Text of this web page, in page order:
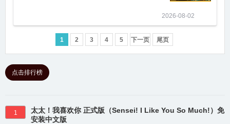
2026-08-02
1 2 3 4 5 下一页 尾页
点击排行榜
1
太太！我喜欢你 正式版（Sensei! I Like You So Much!）免
安装中文版